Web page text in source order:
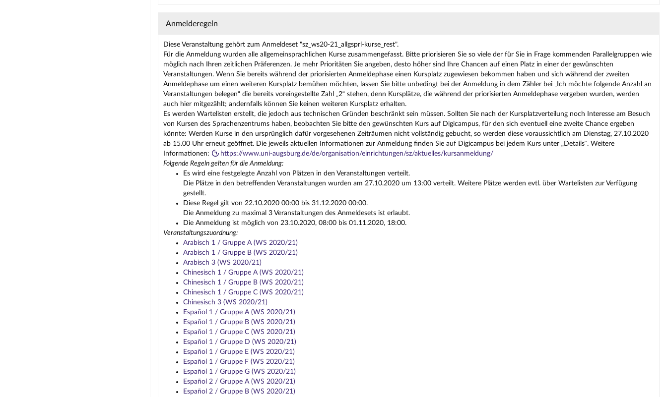
Anmelderegeln
Diese Veranstaltung gehört zum Anmeldeset "sz_ws20-21_allgsprl-kurse_rest".
Für die Anmeldung wurden alle allgemeinsprachlichen Kurse zusammengefasst. Bitte priorisieren Sie so viele der für Sie in Frage kommenden Parallelgruppen wie
möglich nach Ihren zeitlichen Präferenzen. Je mehr Prioritäten Sie angeben, desto höher sind Ihre Chancen auf einen Platz in einer der gewünschten
Veranstaltungen. Wenn Sie bereits während der priorisierten Anmeldephase einen Kursplatz zugewiesen bekommen haben und sich während der zweiten
Anmeldephase um einen weiteren Kursplatz bemühen möchten, lassen Sie bitte unbedingt bei der Anmeldung in dem Zähler bei „Ich möchte folgende Anzahl an
Veranstaltungen belegen“ die bereits voreingestellte Zahl „2“ stehen, denn Kursplätze, die während der priorisierten Anmeldephase vergeben wurden, werden
auch hier mitgezählt; andernfalls können Sie keinen weiteren Kursplatz erhalten.
Es werden Wartelisten erstellt, die jedoch aus technischen Gründen beschränkt sein müssen. Sollten Sie nach der Kursplatzverteilung noch Interesse am Besuch
von Kursen des Sprachenzentrums haben, beobachten Sie bitte den gewünschten Kurs auf Digicampus, für den sich eventuell eine zweite Chance ergeben
könnte: Werden Kurse in den ursprünglich dafür vorgesehenen Zeiträumen nicht vollständig gebucht, so werden diese voraussichtlich am Dienstag, 27.10.2020
ab 15.00 Uhr erneut geöffnet. Die jeweils aktuellen Informationen zur Anmeldung finden Sie auf Digicampus bei jedem Kurs unter „Details“. Weitere
Informationen:
https://www.uni-augsburg.de/de/organisation/einrichtungen/sz/aktuelles/kursanmeldung/
Folgende Regeln gelten für die Anmeldung:
Es wird eine festgelegte Anzahl von Plätzen in den Veranstaltungen verteilt.
Die Plätze in den betreffenden Veranstaltungen wurden am 27.10.2020 um 13:00 verteilt. Weitere Plätze werden evtl. über Wartelisten zur Verfügung
gestellt.
Diese Regel gilt von 22.10.2020 00:00 bis 31.12.2020 00:00.
Die Anmeldung zu maximal 3 Veranstaltungen des Anmeldesets ist erlaubt.
Die Anmeldung ist möglich von 23.10.2020, 08:00 bis 01.11.2020, 18:00.
Veranstaltungszuordnung:
Arabisch 1 / Gruppe A (WS 2020/21)
Arabisch 1 / Gruppe B (WS 2020/21)
Arabisch 3 (WS 2020/21)
Chinesisch 1 / Gruppe A (WS 2020/21)
Chinesisch 1 / Gruppe B (WS 2020/21)
Chinesisch 1 / Gruppe C (WS 2020/21)
Chinesisch 3 (WS 2020/21)
Español 1 / Gruppe A (WS 2020/21)
Español 1 / Gruppe B (WS 2020/21)
Español 1 / Gruppe C (WS 2020/21)
Español 1 / Gruppe D (WS 2020/21)
Español 1 / Gruppe E (WS 2020/21)
Español 1 / Gruppe F (WS 2020/21)
Español 1 / Gruppe G (WS 2020/21)
Español 2 / Gruppe A (WS 2020/21)
Español 2 / Gruppe B (WS 2020/21)